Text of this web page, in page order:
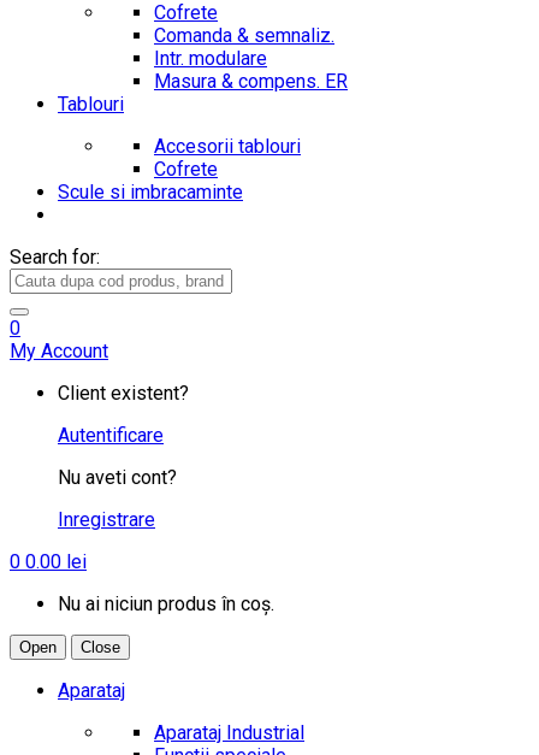
Cofrete
Comanda & semnaliz.
Intr. modulare
Masura & compens. ER
Tablouri
Accesorii tablouri
Cofrete
Scule si imbracaminte
Search for:
0
My Account
Client existent?
Autentificare
Nu aveti cont?
Inregistrare
0 0.00 lei
Nu ai niciun produs în coș.
Open Close
Aparataj
Aparataj Industrial